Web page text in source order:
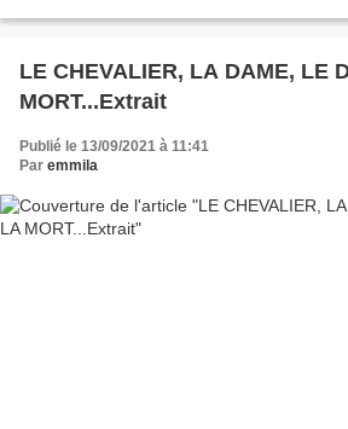
LE CHEVALIER, LA DAME, LE
MORT...Extrait
Publié le 13/09/2021 à 11:41
Par emmila